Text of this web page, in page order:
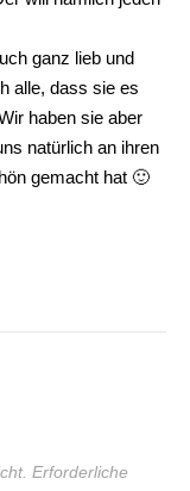
ganz lieb und
alle, dass sie es
haben sie aber
natürlich an ihren
gemacht hat 🙂
Erforderliche